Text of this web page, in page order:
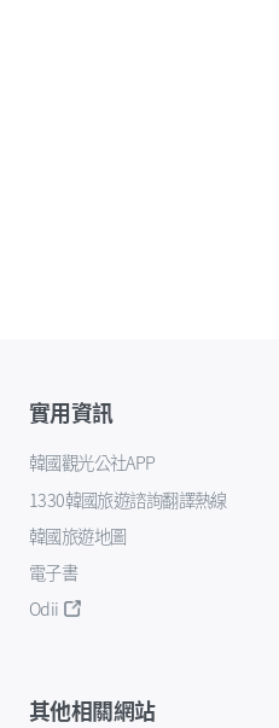
實用資訊
韓國觀光公社APP
1330韓國旅遊諮詢翻譯熱線
韓國旅遊地圖
電子書
Odii
其他相關網站